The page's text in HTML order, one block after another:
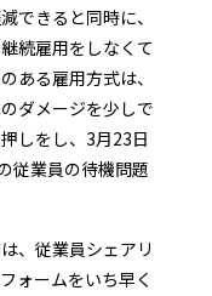
できると同時に、
続雇用をしなくて
ある雇用方式は、
ダメージを少しで
しをし、3月23日
従業員の待機問題
、従業員シェアリ
ォームをいち早く